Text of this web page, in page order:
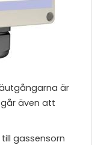
är
även att
gassensorn